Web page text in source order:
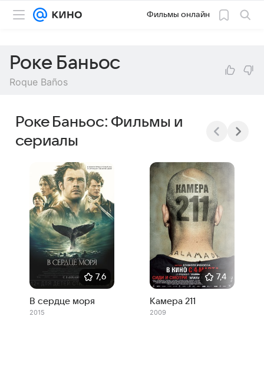
Фильмы онлайн
Роке Баньос
Roque Baños
Роке Баньос: Фильмы и
сериалы
7,6
В сердце моря
2015
7,4
Камера 211
2009